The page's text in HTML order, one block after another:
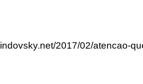
2017/02/atencao-